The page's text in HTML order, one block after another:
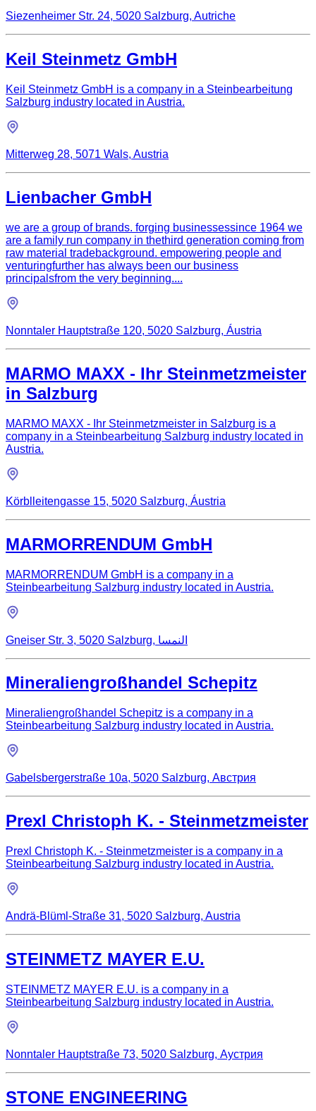
Siezenheimer Str. 24, 5020 Salzburg, Autriche
Keil Steinmetz GmbH
Keil Steinmetz GmbH is a company in a Steinbearbeitung
Salzburg industry located in Austria.
Mitterweg 28, 5071 Wals, Austria
Lienbacher GmbH
we are a group of brands. forging businessessince 1964 we
are a family run company in thethird generation coming from
raw material tradebackground. empowering people and
venturingfurther has always been our business
principalsfrom the very beginning....
Nonntaler Hauptstraße 120, 5020 Salzburg, Áustria
MARMO MAXX - Ihr Steinmetzmeister
in Salzburg
MARMO MAXX - Ihr Steinmetzmeister in Salzburg is a
company in a Steinbearbeitung Salzburg industry located in
Austria.
Körblleitengasse 15, 5020 Salzburg, Áustria
MARMORRENDUM GmbH
MARMORRENDUM GmbH is a company in a
Steinbearbeitung Salzburg industry located in Austria.
Gneiser Str. 3, 5020 Salzburg, النمسا
Mineraliengroßhandel Schepitz
Mineraliengroßhandel Schepitz is a company in a
Steinbearbeitung Salzburg industry located in Austria.
Gabelsbergerstraße 10a, 5020 Salzburg, Австрия
Prexl Christoph K. - Steinmetzmeister
Prexl Christoph K. - Steinmetzmeister is a company in a
Steinbearbeitung Salzburg industry located in Austria.
Andrä-Blüml-Straße 31, 5020 Salzburg, Austria
STEINMETZ MAYER E.U.
STEINMETZ MAYER E.U. is a company in a
Steinbearbeitung Salzburg industry located in Austria.
Nonntaler Hauptstraße 73, 5020 Salzburg, Аустрия
STONE ENGINEERING